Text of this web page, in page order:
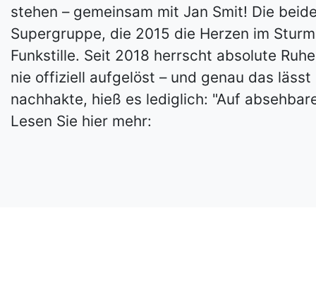
stehen – gemeinsam mit Jan Smit! Die
Supergruppe, die 2015 die Herzen im
Funkstille. Seit 2018 herrscht absolute
nie offiziell aufgelöst – und genau das
nachhakte, hieß es lediglich: "Auf
Lesen Sie hier mehr: